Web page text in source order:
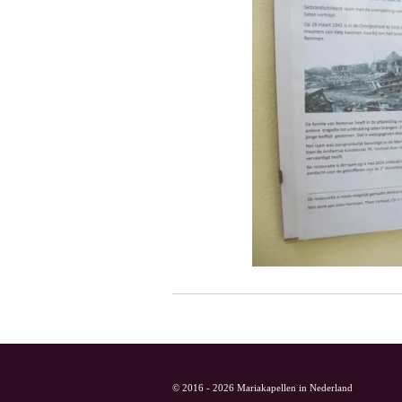
© 2016 - 2026 Mariakapellen in Nederland